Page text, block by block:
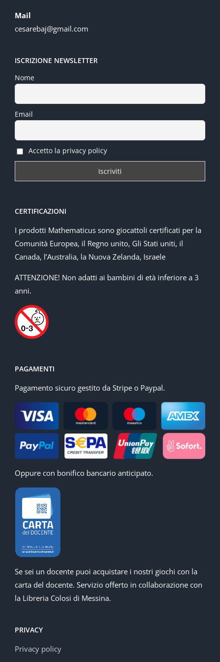
Mail
cesarebaj@gmail.com
ISCRIZIONE NEWSLETTER
Nome
Email
Accetto la privacy policy
CERTIFICAZIONI
I prodotti Mathematicus sono giocattoli certificati per la
Comunità Europea, il Regno unito, Gli Stati uniti, il
Canada, l’Australia, la Nuova Zelanda, Israele
ATTENZIONE! Non adatti ai bambini di età inferiore a 3
anni.
PAGAMENTI
Pagamento sicuro gestito da Stripe o Paypal.
Oppure con bonifico bancario anticipato.
Se sei un docente puoi acquistare i nostri giochi con la
carta del docente. Servizio offerto in collaborazione con
la Libreria Colosi di Messina.
PRIVACY
Privacy policy